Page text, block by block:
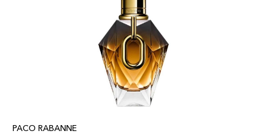
PACO RABANNE